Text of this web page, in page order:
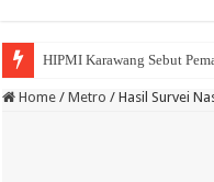
HIPMI Karawang Sebut
BPK Ganjar WTP ke 11
Home / Metro / Hasil Survei